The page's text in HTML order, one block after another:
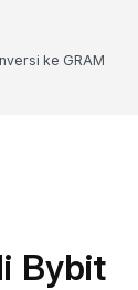
ke GRAM
Bybit